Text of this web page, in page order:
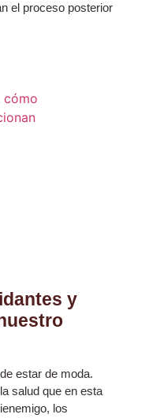
el proceso posterior
y
estar de moda.
salud que en esta
los